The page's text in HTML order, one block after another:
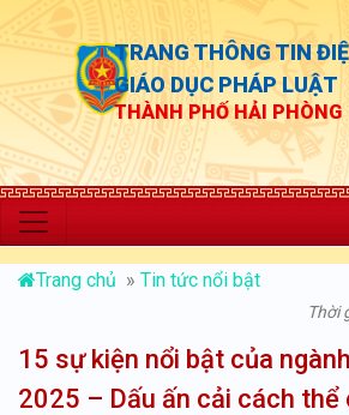
TRANG THÔNG TIN
GIÁO DỤC PHÁP LUẬT
THÀNH PHỐ HẢI PHÒNG
Trang chủ » Tin tức nổi bật
Thời
15 sự kiện nổi bật của
2025 – Dấu ấn cải cách thể